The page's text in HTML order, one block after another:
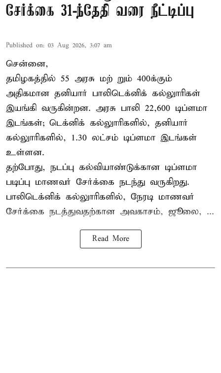
சேர்க்கை 31-ந்தேதி வரை நீட்டிப்பு
Published on: 03 Aug 2026, 3:07 am
சென்னை,
தமிழகத்தில் 55 அரசு மற் றும் 400க்கும்
அதிகமான தனியார் பாலிடெக்னிக் கல்லுாரிகள்
இயங்கி வருகின்றன. அரசு பாலி 22,600 டிப்ளமா
இடங்கள்; டெக்னிக் கல்லுாரிகளில், தனியார்
கல்லுாரிகளில், 1.30 லட்சம் டிப்ளமா இடங்கள்
உள்ளன.
தற்போது, நடப்பு கல்வியாண்டுக்கான டிப்ளமா
படிப்பு மாணவர் சேர்க்கை நடந்து வருகிறது.
பாலிடெக்னிக் கல்லுாரிகளில், நேரடி மாணவர்
சேர்க்கை நடத்துவதற்கான அவகாசம், ஜூலை, ...
Read More